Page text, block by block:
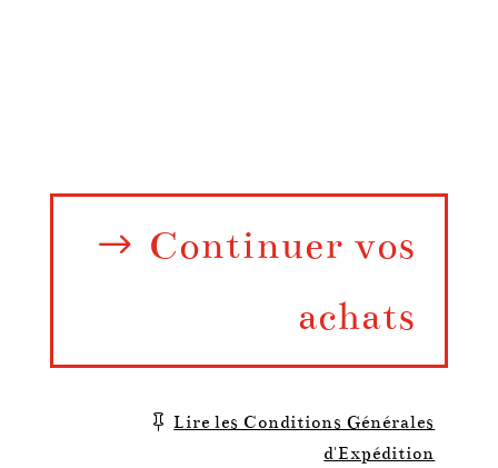
Continuer vos
achats
Lire les Conditions Générales
d'Expédition